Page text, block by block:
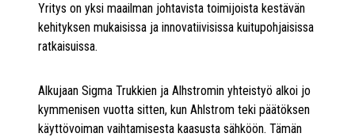
Yritys on yksi maailman johtavista toimijoista kestävän
kehityksen mukaisissa ja innovatiivisissa kuitupohjaisissa
ratkaisuissa.
Alkujaan Sigma Trukkien ja Alhstromin yhteistyö alkoi jo
kymmenisen vuotta sitten, kun Ahlstrom teki päätöksen
käyttövoiman vaihtamisesta kaasusta sähköön. Tämän